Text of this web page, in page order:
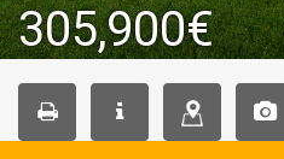
305,900€